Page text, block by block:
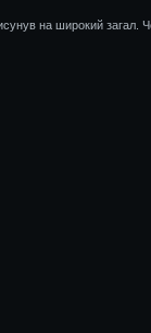
на широкий загал.